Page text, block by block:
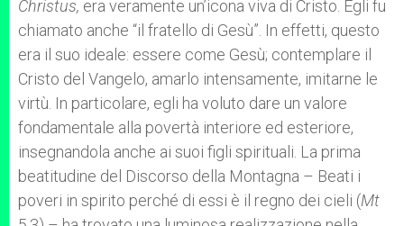
Christus, era veramente un’icona viva di Cristo. Egli fu
chiamato anche “il fratello di Gesù”. In effetti, questo
era il suo ideale: essere come Gesù; contemplare il
Cristo del Vangelo, amarlo intensamente, imitarne le
virtù. In particolare, egli ha voluto dare un valore
fondamentale alla povertà interiore ed esteriore,
insegnandola anche ai suoi figli spirituali. La prima
beatitudine del Discorso della Montagna – Beati i
poveri in spirito perché di essi è il regno dei cieli (Mt